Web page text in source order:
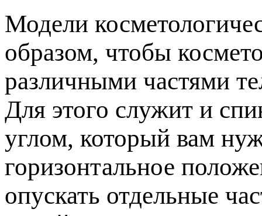
Модели
образом, чтобы
различными частями
Для этого служит и
углом, который вам
горизонтальное
опускать отдельные